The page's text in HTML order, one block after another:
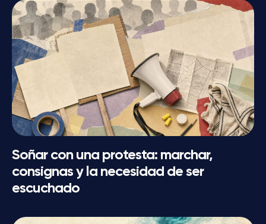
Soñar con una protesta: marchar,
consignas y la necesidad de ser
escuchado